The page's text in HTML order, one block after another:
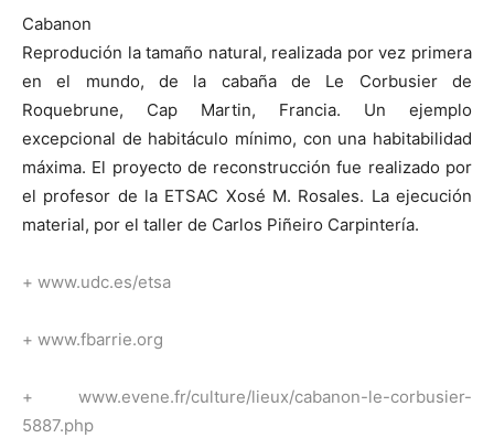
Cabanon
Reprodución la tamaño natural, realizada por vez primera
en el mundo, de la cabaña de Le Corbusier de
Roquebrune, Cap Martin, Francia. Un ejemplo
excepcional de habitáculo mínimo, con una habitabilidad
máxima. El proyecto de reconstrucción fue realizado por
el profesor de la ETSAC Xosé M. Rosales. La ejecución
material, por el taller de Carlos Piñeiro Carpintería.
+ www.udc.es/etsa
+ www.fbarrie.org
+ www.evene.fr/culture/lieux/cabanon-le-corbusier-
5887.php